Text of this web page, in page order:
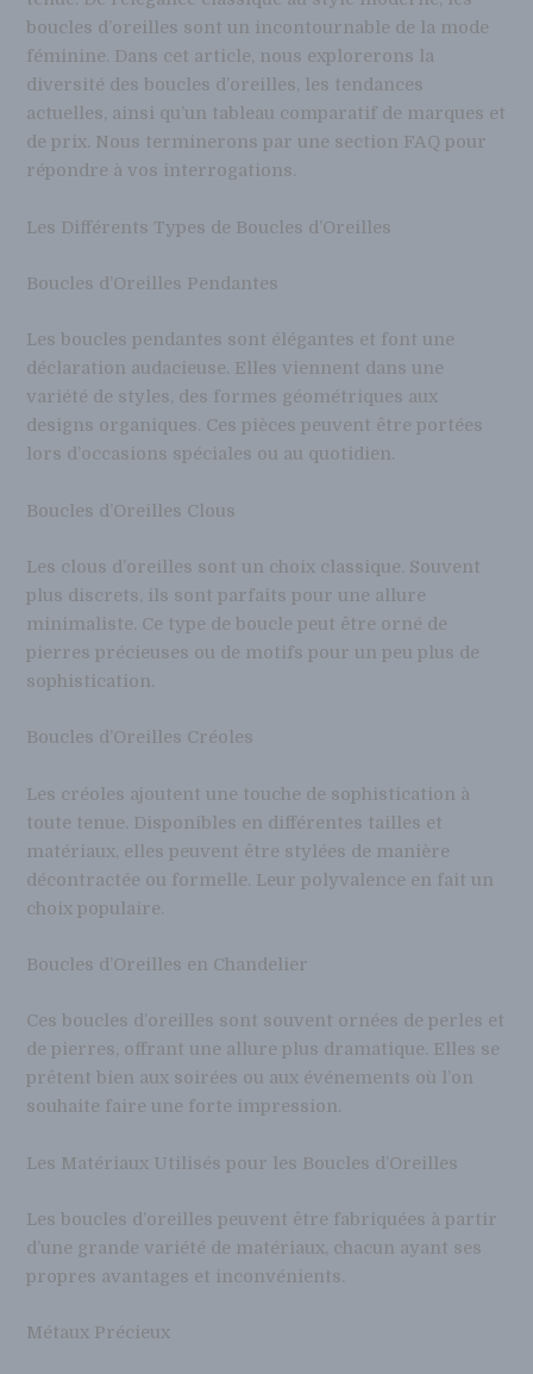
boucles d’oreilles sont un incontournable de la mode
féminine. Dans cet article, nous explorerons la
diversité des boucles d’oreilles, les tendances
actuelles, ainsi qu’un tableau comparatif de marques et
de prix. Nous terminerons par une section FAQ pour
répondre à vos interrogations.
Les Différents Types de Boucles d’Oreilles
Boucles d’Oreilles Pendantes
Les boucles pendantes sont élégantes et font une
déclaration audacieuse. Elles viennent dans une
variété de styles, des formes géométriques aux
designs organiques. Ces pièces peuvent être portées
lors d’occasions spéciales ou au quotidien.
Boucles d’Oreilles Clous
Les clous d’oreilles sont un choix classique. Souvent
plus discrets, ils sont parfaits pour une allure
minimaliste. Ce type de boucle peut être orné de
pierres précieuses ou de motifs pour un peu plus de
sophistication.
Boucles d’Oreilles Créoles
Les créoles ajoutent une touche de sophistication à
toute tenue. Disponibles en différentes tailles et
matériaux, elles peuvent être stylées de manière
décontractée ou formelle. Leur polyvalence en fait un
choix populaire.
Boucles d’Oreilles en Chandelier
Ces boucles d’oreilles sont souvent ornées de perles et
de pierres, offrant une allure plus dramatique. Elles se
prêtent bien aux soirées ou aux événements où l’on
souhaite faire une forte impression.
Les Matériaux Utilisés pour les Boucles d’Oreilles
Les boucles d’oreilles peuvent être fabriquées à partir
d’une grande variété de matériaux, chacun ayant ses
propres avantages et inconvénients.
Métaux Précieux